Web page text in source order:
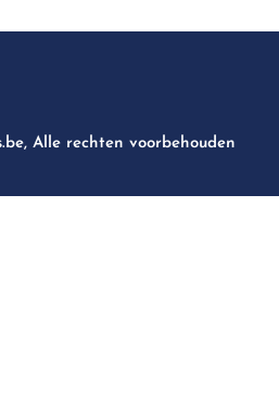
Alle rechten voorbehouden